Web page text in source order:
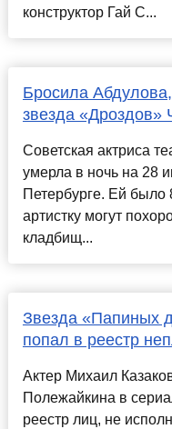
конструктор Гай С...
Бросила
звезда «Дроздов»
Советская актриса
умерла в ночь на 28
Петербурге. Ей
артистку могут
кладбищ...
Звезда «Папиных
попал в реестр
Актер Михаил
Полежайкина в
реестр лиц, не